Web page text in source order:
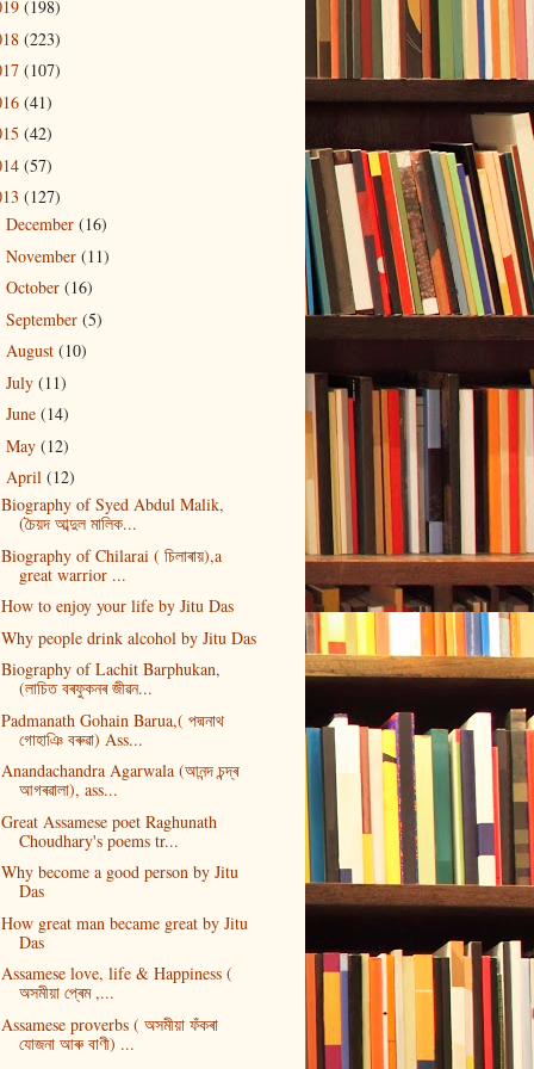
(198)
(223)
(107)
(41)
(42)
(57)
(127)
December (16)
November (11)
October (16)
September (5)
August (10)
July (11)
June (14)
May (12)
April (12)
Biography of Syed Abdul Malik,
(চৈয়দ আব্দুল মালিক...
Biography of Chilarai ( চিলাৰায়),a
great warrior ...
How to enjoy your life by Jitu Das
Why people drink alcohol by Jitu Das
Biography of Lachit Barphukan,
(লাচিত বৰফুকনৰ জীৱন...
Padmanath Gohain Barua,( পদ্মনাথ
গোহাঞি বৰুৱা) Ass...
Anandachandra Agarwala (আনন্দ চন্দ্ৰ
আগৰৱালা), ass...
Great Assamese poet Raghunath
Choudhary's poems tr...
Why become a good person by Jitu
Das
How great man became great by Jitu
Das
Assamese love, life & Happiness (
অসমীয়া প্ৰেম ,...
Assamese proverbs ( অসমীয়া ফঁকৰা
যোজনা আৰু বাণী) ...